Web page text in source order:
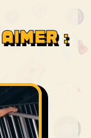
: